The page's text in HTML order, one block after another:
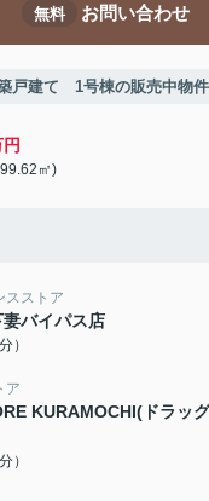
無料 お問い合わせ
戸建て 1号棟の販売中物件
㎡)
スストア
妻バイパス店
）
ア
KURAMOCHI(ドラッ
）